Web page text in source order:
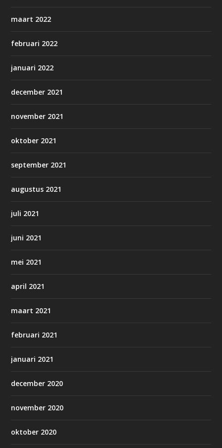
maart 2022
februari 2022
januari 2022
december 2021
november 2021
oktober 2021
september 2021
augustus 2021
juli 2021
juni 2021
mei 2021
april 2021
maart 2021
februari 2021
januari 2021
december 2020
november 2020
oktober 2020